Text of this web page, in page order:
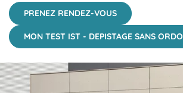
PRENEZ RENDEZ-VOUS
MON TEST IST - DEPISTAGE SANS ORDO
Click to View in Slide Show